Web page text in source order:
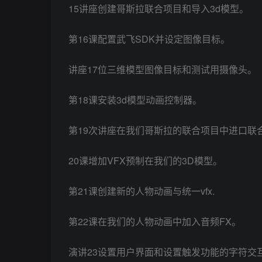
15讲座创建哥斯拉联合项目和导入3d模型。
第16课配置武飞SDK并设定图像目标。
讲座17位三维模型图像目标和测试用摄像头。
第18课安装3d模型动画控制器。
第19次讲座在我们哥斯拉的联合项目中进口联
20课增加VFX预制在我们的3D模型。
第21课创建新的人物动画与统一vfx.
第22课在我们的人物动画中加入音频FX。
演讲23设置用户界面和设置触发功能的字符交